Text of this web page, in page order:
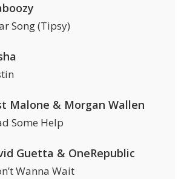
Song (Tipsy)
Malone & Morgan Wallen
Some Help
Guetta & OneRepublic
Wanna Wait